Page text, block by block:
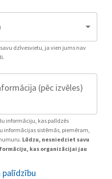
dzīvesvietu, ja vien jums nav
(pēc izvēles)
informāciju, kas palīdzēs
sistēmās, piemēram,
Lūdzu, nesniedziet savu
kas organizācijai jau